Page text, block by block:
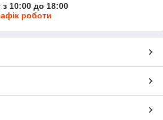
10:00 до 18:00
роботи